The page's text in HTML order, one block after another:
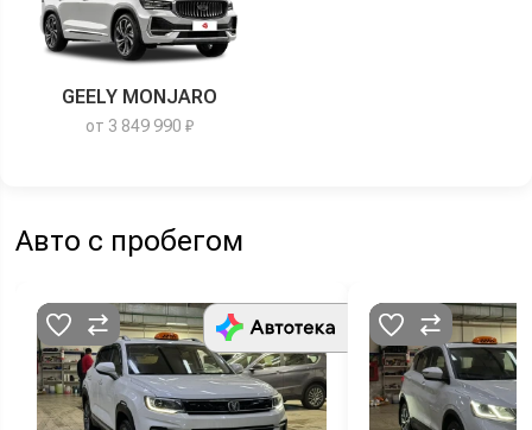
GEELY MONJARO
от 3 849 990 ₽
Авто с пробегом